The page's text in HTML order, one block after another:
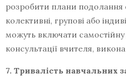
розробити плани подолання
колективні, групові або
можуть включати самостійну
консультації вчителя,
7. Тривалість навчальних